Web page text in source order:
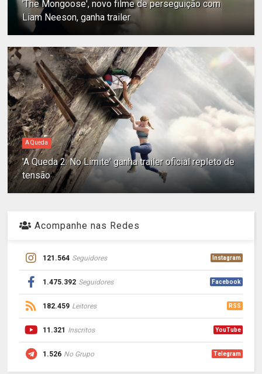
'The Mongoose', novo filme de perseguição com
Liam Neeson, ganha trailer
A Queda
'A Queda 2: No Limite' ganha trailer oficial repleto de
tensão
Acompanhe nas Redes
121.564 Seguidores Instagram
1.475.392 Seguidores Facebook
182.459 Leitores RSS
11.321 Inscritos YouTube
1.526 No Grupo Telegram